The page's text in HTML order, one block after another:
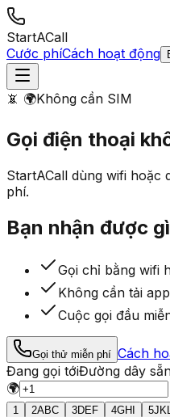
StartACall
Cước phíCách hoạt động
📵 🌍Không cần SIM
Gọi điện thoại
StartACall dùng wifi hoặc
phí.
Bạn nhận được gì
Gọi chỉ bằng wifi
Không cần tải
Cuộc gọi đầu
Gọi thử miễn phí Cách
Đang gọi tớiĐường dây
🌍
1 2ABC 3DEF 4GHI 5JKL